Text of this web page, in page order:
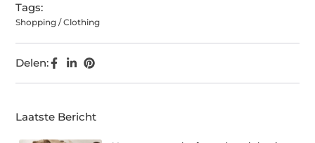
Tags:
Shopping / Clothing
Delen:
Laatste Bericht